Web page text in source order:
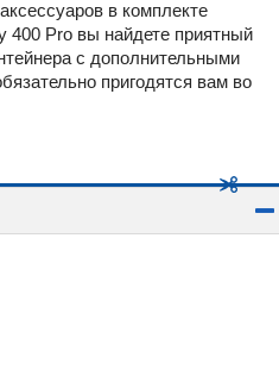
в комплекте
400 Pro вы найдете приятный
с дополнительными
пригодятся вам во